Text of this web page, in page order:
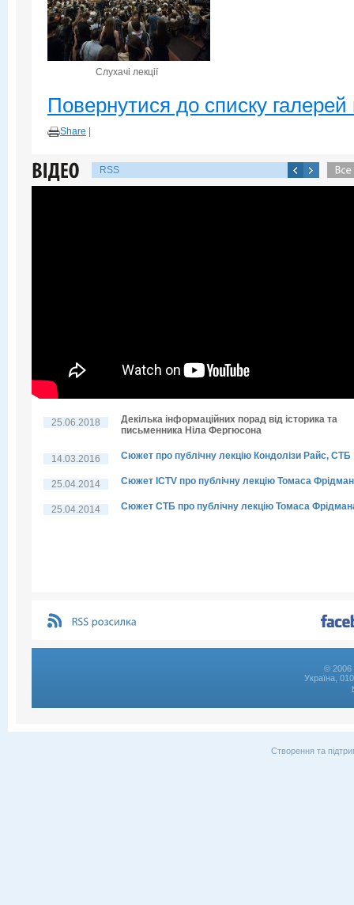
Слухачі лекції
Повернутися до списку галерей
Share
RSS
25.06.2018
Декілька інформаційних порад від історика та
письменника Ніла Фергюсона
14.03.2016 Сюжет про публічну лекцію Кондолізи Райс, СТБ
25.04.2014 Сюжет ICTV про публічну лекцію Томаса
25.04.2014 Сюжет СТБ про публічну лекцію Томаса
© 2006
Україна,
Створення та